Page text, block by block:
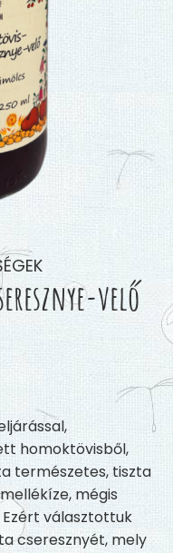
velő
homoktövisből,
természetes, tiszta
mégis
választottuk
cseresznyét, mely